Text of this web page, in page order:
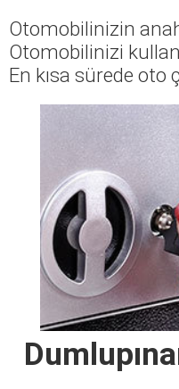
Otomobilinizin
Otomobilinizi
En kısa sürede oto